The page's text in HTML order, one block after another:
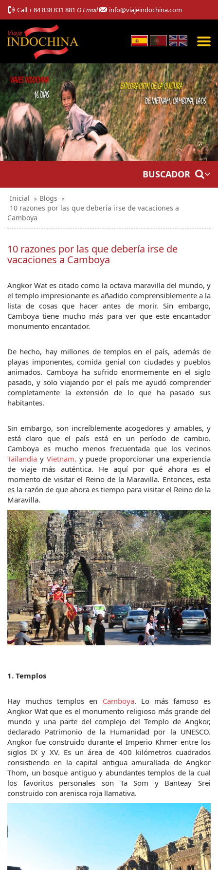
Call+ 84 838 831 881 O Email info@viajeindochina.com
BUSCADOR
Inicial
Blogs
10 razones por las que debería irse de vacaciones a
Camboya
10 razones por las que debería irse de
vacaciones a Camboya
Angkor Wat es citado como la octava maravilla del mundo, y
el templo impresionante es añadido comprensiblemente a la
lista de cosas que hacer antes de morir. Sin embargo,
Camboya tiene mucho más para ver que este encantador
monumento encantador.
De hecho, hay millones de templos en el país, además de
playas imponentes, comida genial con ciudades y pueblos
animados. Camboya ha sufrido enormemente en el siglo
pasado, y solo viajando por el país me ayudó comprender
completamente la extensión de lo que ha pasado sus
habitantes.
Sin embargo, son increíblemente acogedores y amables, y
está claro que el país está en un período de cambio.
Tailandia y Vietnam, y puede proporcionar una experiencia
de viaje más auténtica. He aquí por qué ahora es el
momento de visitar el Reino de la Maravilla. Entonces, esta
es la razón de que ahora es tiempo para visitar el Reino de la
Maravilla.
1. Templos
Hay muchos templos en Camboya. Lo más famoso es
Angkor Wat que es el monumento religioso más grande del
mundo y una parte del complejo del Templo de Angkor,
declarado Patrimonio de la Humanidad por la UNESCO.
Angkor fue construido durante el Imperio Khmer entre los
siglos IX y XV. Es un área de 400 kilómetros cuadrados
consistiendo en la capital antigua amurallada de Angkor
Thom, un bosque antiguo y abundantes templos de la cual
los favoritos personales son Ta Som y Banteay Srei
construido con arenisca roja llamativa.